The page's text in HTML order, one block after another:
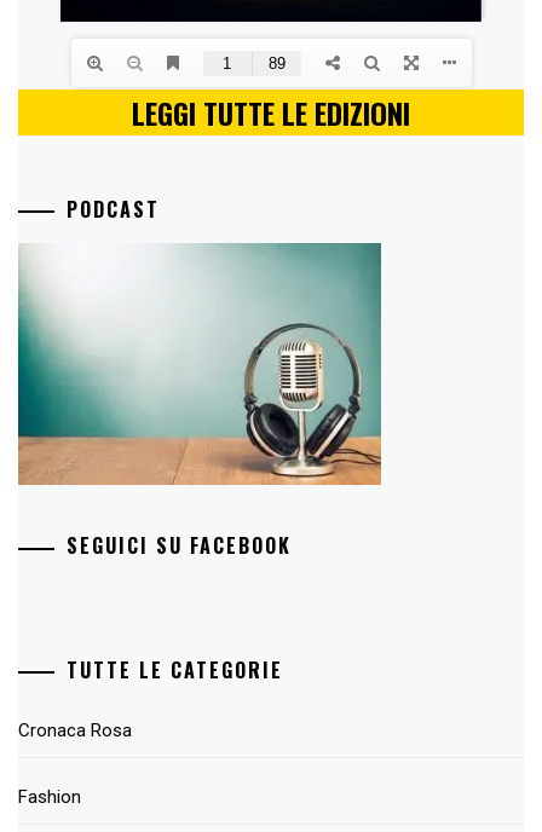
LEGGI TUTTE LE EDIZIONI
PODCAST
SEGUICI SU FACEBOOK
TUTTE LE CATEGORIE
Cronaca Rosa
Fashion